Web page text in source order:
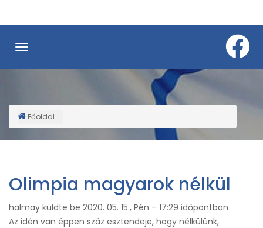
Morzsa
Főoldal
Olimpia magyarok nélkül
halmay küldte be 2020. 05. 15., Pén – 17:29 időpontban
Az idén van éppen száz esztendeje, hogy nélkülünk,